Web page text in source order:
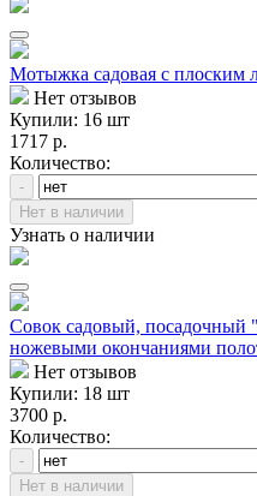
Мотыжка садовая с плоским
Нет отзывов
Купили: 16 шт
1717 р.
Количество:
-
Нет в наличии
Узнать о наличии
Совок садовый, посадочный
ножевыми окончаниями
Нет отзывов
Купили: 18 шт
3700 р.
Количество:
-
Нет в наличии